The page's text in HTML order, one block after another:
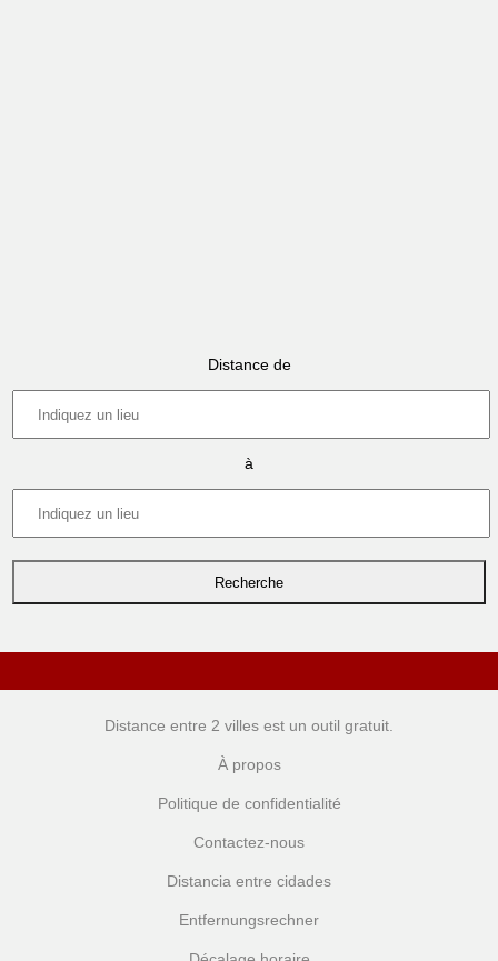
Distance de
à
Distance entre 2 villes est un outil gratuit.
À propos
Politique de confidentialité
Contactez-nous
Distancia entre cidades
Entfernungsrechner